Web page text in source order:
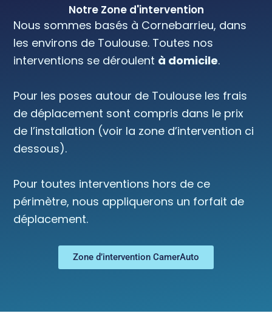
Notre Zone d'intervention
Nous sommes basés à Cornebarrieu, dans
les environs de Toulouse. Toutes nos
interventions se déroulent à domicile.
Pour les poses autour de Toulouse les frais
de déplacement sont compris dans le prix
de l’installation (voir la zone d’intervention ci
dessous).
Pour toutes interventions hors de ce
périmètre, nous appliquerons un forfait de
déplacement.
Zone d’intervention CamerAuto